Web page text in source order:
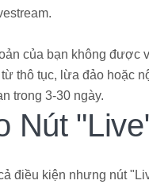
của bạn không được
thô tục, lừa đảo hoặc
trong 3-30 ngày.
Nút
điều kiện nhưng nút